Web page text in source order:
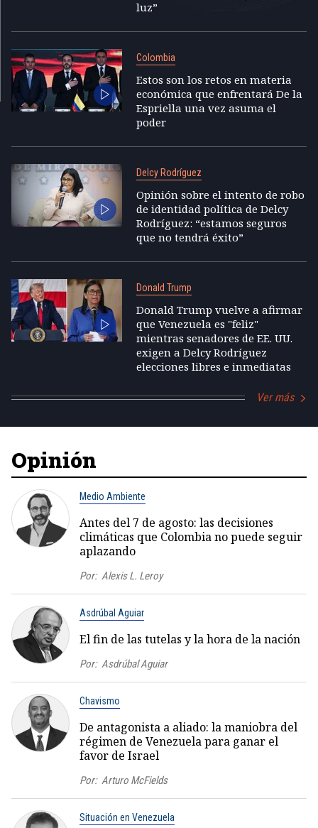
luz”
Colombia
Estos son los retos en materia
económica que enfrentará De la
Espriella una vez asuma el
poder
Delcy Rodríguez
Opinión sobre el intento de robo
de identidad política de Delcy
Rodríguez: “estamos seguros
que no tendrá éxito”
Donald Trump
Donald Trump vuelve a afirmar
que Venezuela es "feliz"
mientras senadores de EE. UU.
exigen a Delcy Rodríguez
elecciones libres e inmediatas
Ver más
Opinión
Medio Ambiente
Antes del 7 de agosto: las decisiones
climáticas que Colombia no puede seguir
aplazando
Por: Alexis L. Leroy
Asdrúbal Aguiar
El fin de las tutelas y la hora de la nación
Por: Asdrúbal Aguiar
Chavismo
De antagonista a aliado: la maniobra del
régimen de Venezuela para ganar el
favor de Israel
Por: Arturo McFields
Situación en Venezuela